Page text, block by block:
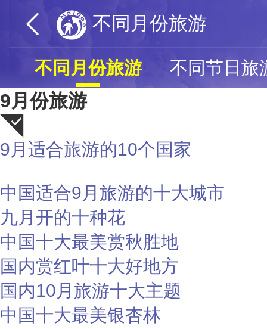
不同月份旅游
不同月份旅游 不同节日旅
9月份旅游
9月适合旅游的10个国家
中国适合9月旅游的十大城市
九月开的十种花
中国十大最美赏秋胜地
国内赏红叶十大好地方
国内10月旅游十大主题
中国十大最美银杏林